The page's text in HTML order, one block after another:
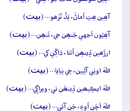
آھِين ھِتِ اُماڻَ، ٻَڌُ تُرَھو… (بيت)
آھِيُون اَجهي جَنھِن جي، تَنھِن… (بيت)
ارڙَھين ڏِينھِن اُٿئا، ڌاڳَنِ کي… (بيت)
اللهَ اوٺِي آڻِيين، جٖي نِياپا… (بيت)
اللهَ ايڪِيھين ڏِينھَن تي، ويراڳِي… (بيت)
اللهَ اَچَنِ اُوءِ، جَنِ آئي… (بيت)